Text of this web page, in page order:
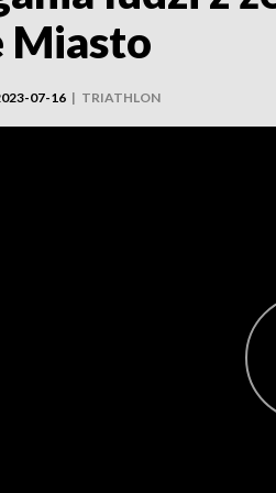
Miasto
07-16 | TRIATHLON